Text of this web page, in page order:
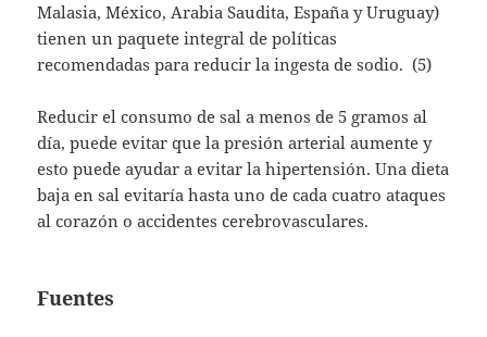
Malasia, México, Arabia Saudita, España y Uruguay)
tienen un paquete integral de políticas
recomendadas para reducir la ingesta de sodio. (5)
Reducir el consumo de sal a menos de 5 gramos al
día, puede evitar que la presión arterial aumente y
esto puede ayudar a evitar la hipertensión. Una dieta
baja en sal evitaría hasta uno de cada cuatro ataques
al corazón o accidentes cerebrovasculares.
Fuentes